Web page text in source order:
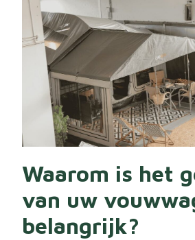
Waarom is het
van uw
belangrijk?